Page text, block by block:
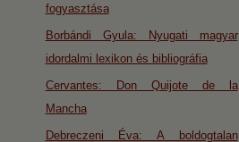
fogyasztása
Borbándi Gyula: Nyugati magyar
idordalmi lexikon és bibliográfia
Cervantes: Don Quijote de la
Mancha
Debreczeni Éva: A boldogtalan